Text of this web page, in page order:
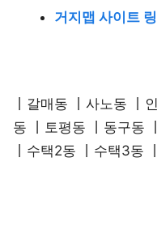
거지맵 사이트
丨갈매동 丨사노동 丨
동 丨토평동 丨동구동
丨수택2동 丨수택3동 丨